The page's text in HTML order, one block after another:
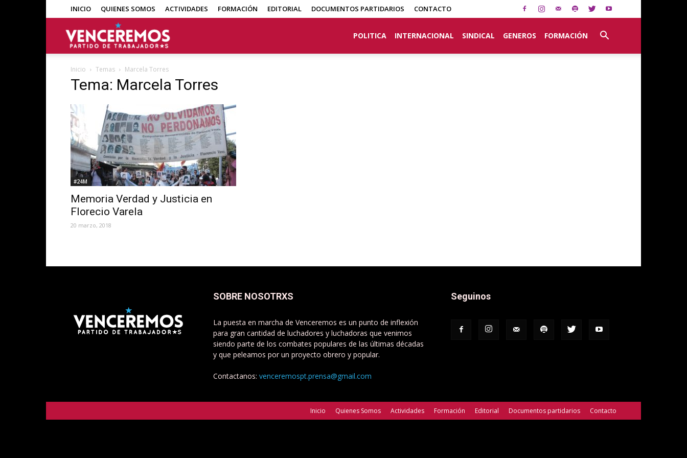
INICIO QUIENES SOMOS ACTIVIDADES FORMACIÓN EDITORIAL DOCUMENTOS PARTIDARIOS CONTACTO
POLITICA INTERNACIONAL SINDICAL GENEROS FORMACIÓN
Inicio Temas Marcela Torres
Tema: Marcela Torres
#24M
Memoria Verdad y Justicia en
Florecio Varela
20 marzo, 2018
SOBRE NOSOTRXS
La puesta en marcha de Venceremos es un punto de inflexión
para gran cantidad de luchadores y luchadoras que venimos
siendo parte de los combates populares de las últimas décadas
y que peleamos por un proyecto obrero y popular.
Contactanos: venceremospt.prensa@gmail.com
Seguinos
Inicio Quienes Somos Actividades Formación Editorial Documentos partidarios Contacto